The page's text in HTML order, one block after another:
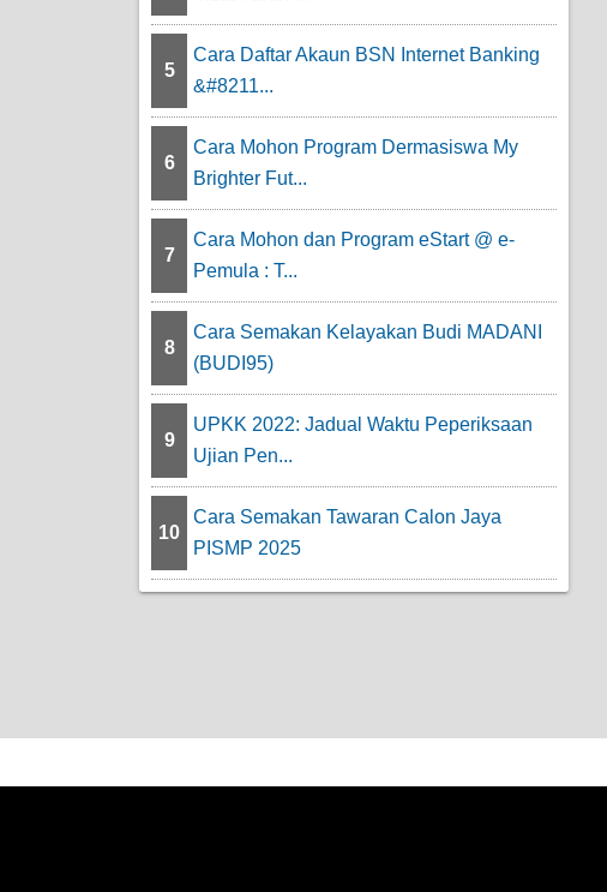
5
Cara Daftar Akaun BSN Internet Banking
&#8211...
6
Cara Mohon Program Dermasiswa My
Brighter Fut...
7
Cara Mohon dan Program eStart @ e-
Pemula : T...
8
Cara Semakan Kelayakan Budi MADANI
(BUDI95)
9
UPKK 2022: Jadual Waktu Peperiksaan
Ujian Pen...
10
Cara Semakan Tawaran Calon Jaya
PISMP 2025